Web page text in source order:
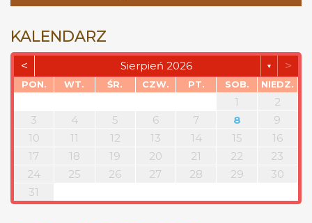
KALENDARZ
< Sierpień 2026 ▼ >
PON. WT. ŚR. CZW. PT. SOB. NIEDZ.
1
2
3
4 5 6 7 8
9
10
11 12 13 14 15
16
17
18 19 20 21 22
23
24
25 26 27 28 29
30
31